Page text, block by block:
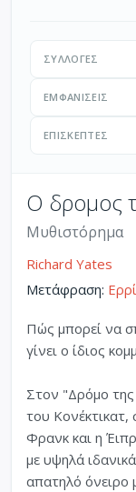
ΣΥΛΛΟΓΈΣ
ΕΜΦΑΝΊΣΕΙΣ
ΕΠΙΣΚΈΠΤΕΣ
Ο δρομος
Μυθιστόρημα
Richard Yates
Μετάφραση:
Πώς μπορεί να
γίνει ο ίδιος
Στον "Δρόμο της
του Κονέκτικατ,
Φρανκ και η
με υψηλά
απατηλό όνειρο